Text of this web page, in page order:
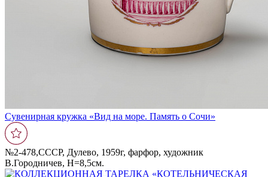
Сувенирная кружка «Вид на море. Память о Сочи»
№2-478,СССР, Дулево, 1959г, фарфор, художник
В.Городничев, Н=8,5см.